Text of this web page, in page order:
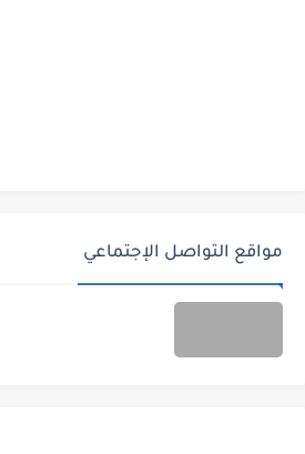
مواقع التواصل الإجتماعي